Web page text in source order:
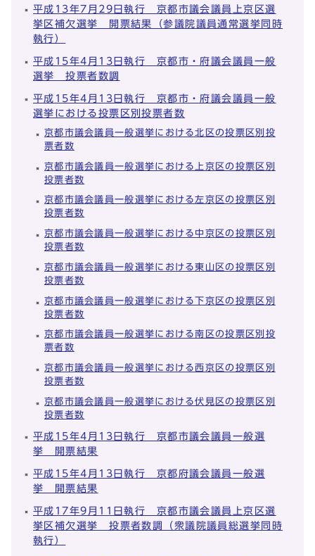
平成13年7月29日執行 京都市議会議員上京区選
挙区補欠選挙 開票結果（参議院議員通常選挙同時
執行）
平成15年4月13日執行 京都市・府議会議員一般
選挙 投票者数調
平成15年4月13日執行 京都市・府議会議員一般
選挙における投票区別投票者数
京都市議会議員一般選挙における北区の投票区別投
票者数
京都市議会議員一般選挙における上京区の投票区別
投票者数
京都市議会議員一般選挙における左京区の投票区別
投票者数
京都市議会議員一般選挙における中京区の投票区別
投票者数
京都市議会議員一般選挙における東山区の投票区別
投票者数
京都市議会議員一般選挙における下京区の投票区別
投票者数
京都市議会議員一般選挙における南区の投票区別投
票者数
京都市議会議員一般選挙における西京区の投票区別
投票者数
京都市議会議員一般選挙における伏見区の投票区別
投票者数
平成15年4月13日執行 京都市議会議員一般選
挙 開票結果
平成15年4月13日執行 京都府議会議員一般選
挙 開票結果
平成17年9月11日執行 京都市議会議員上京区選
挙区補欠選挙 投票者数調（衆議院議員総選挙同時
執行）